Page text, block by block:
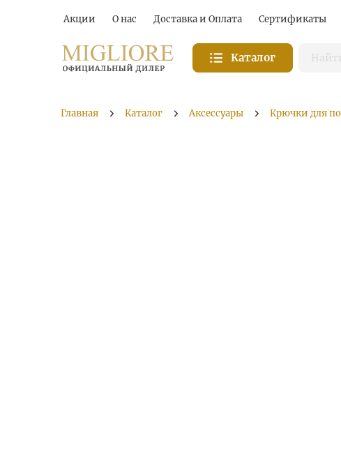
Акции О нас Доставка и Оплата Сертификаты
Каталог
Главная Каталог Аксессуары Крючки для